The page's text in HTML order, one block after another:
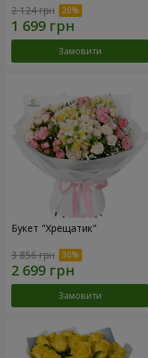
2 124 грн
Замовити
Букет "Хрещатик"
3 856 грн
Замовити